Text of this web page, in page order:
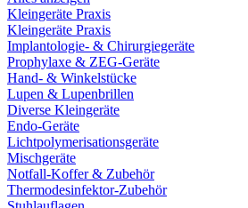
Kleingeräte Praxis
Kleingeräte Praxis
Implantologie- & Chirurgiegeräte
Prophylaxe & ZEG-Geräte
Hand- & Winkelstücke
Lupen & Lupenbrillen
Diverse Kleingeräte
Endo-Geräte
Lichtpolymerisationsgeräte
Mischgeräte
Notfall-Koffer & Zubehör
Thermodesinfektor-Zubehör